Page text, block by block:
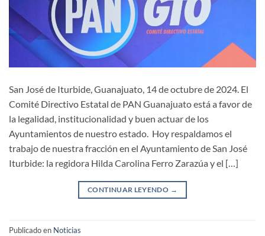
San José de Iturbide, Guanajuato, 14 de octubre de 2024. El
Comité Directivo Estatal de PAN Guanajuato está a favor de
la legalidad, institucionalidad y buen actuar de los
Ayuntamientos de nuestro estado. Hoy respaldamos el
trabajo de nuestra fracción en el Ayuntamiento de San José
Iturbide: la regidora Hilda Carolina Ferro Zarazúa y el […]
CONTINUAR LEYENDO →
Publicado en Noticias